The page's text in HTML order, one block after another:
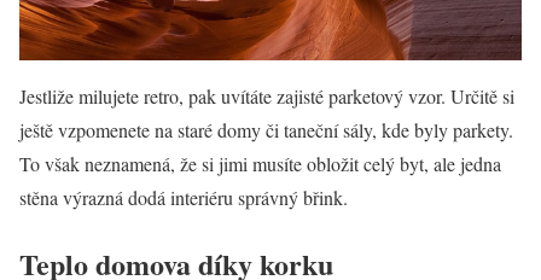
Jestliže milujete retro, pak uvítáte zajisté parketový vzor. Určitě si
ještě vzpomenete na staré domy či taneční sály, kde byly parkety.
To však neznamená, že si jimi musíte obložit celý byt, ale jedna
stěna výrazná dodá interiéru správný břink.
Teplo domova díky korku